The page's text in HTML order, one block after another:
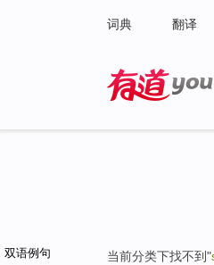
词典 翻译
双语例句 当前分类下找不到"